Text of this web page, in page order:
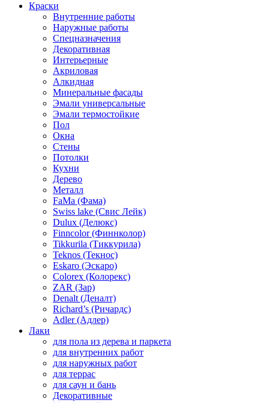
Краски
Внутренние работы
Наружные работы
Спецназначения
Декоративная
Интерьерные
Акриловая
Алкидная
Минеральные фасады
Эмали универсальные
Эмали термостойкие
Пол
Окна
Стены
Потолки
Кухни
Дерево
Металл
FaMa (Фама)
Swiss lake (Свис Лейк)
Dulux (Делюкс)
Finncolor (Финнколор)
Tikkurila (Тиккурила)
Teknos (Текнос)
Eskaro (Эскаро)
Colorex (Колорекс)
ZAR (Зар)
Denalt (Деналт)
Richard’s (Ричардс)
Adler (Адлер)
Лаки
для пола из дерева и паркета
для внутренних работ
для наружных работ
для террас
для саун и бань
Декоративные